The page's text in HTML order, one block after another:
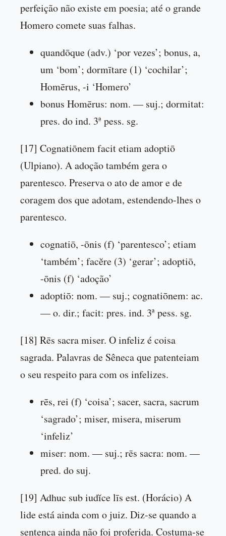
perfeição não existe em poesia; até o grande
Homero comete suas falhas.
quandōque (adv.) ‘por vezes’; bonus, a,
um ‘bom’; dormītare (1) ‘cochilar’;
Homērus, -i ‘Homero’
bonus Homērus: nom. — suj.; dormitat:
pres. do ind. 3ª pess. sg.
[17] Cognatiōnem facit etiam adoptiō
(Ulpiano). A adoção também gera o
parentesco. Preserva o ato de amor e de
coragem dos que adotam, estendendo-lhes o
parentesco.
cognatiō, -ōnis (f) ‘parentesco’; etiam
‘também’; facĕre (3) ‘gerar’; adoptiō,
-ōnis (f) ‘adoção’
adoptiō: nom. — suj.; cognatiōnem: ac.
— o. dir.; facit: pres. ind. 3ª pess. sg.
[18] Rēs sacra miser. O infeliz é coisa
sagrada. Palavras de Sêneca que patenteiam
o seu respeito para com os infelizes.
rēs, rei (f) ‘coisa’; sacer, sacra, sacrum
‘sagrado’; miser, misera, miserum
‘infeliz’
miser: nom. — suj.; rēs sacra: nom. —
pred. do suj.
[19] Adhuc sub iudĭce līs est. (Horácio) A
lide está ainda com o juiz. Diz-se quando a
sentença ainda não foi proferida. Costuma-se